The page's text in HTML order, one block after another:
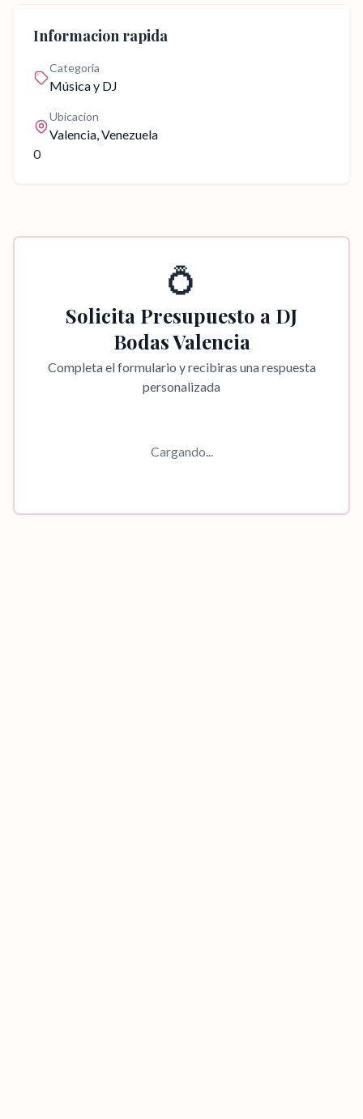
Informacion rapida
Categoria
Música y DJ
Ubicacion
Valencia, Venezuela
0
💍
Solicita Presupuesto a DJ
Bodas Valencia
Completa el formulario y recibiras una respuesta
personalizada
Cargando...